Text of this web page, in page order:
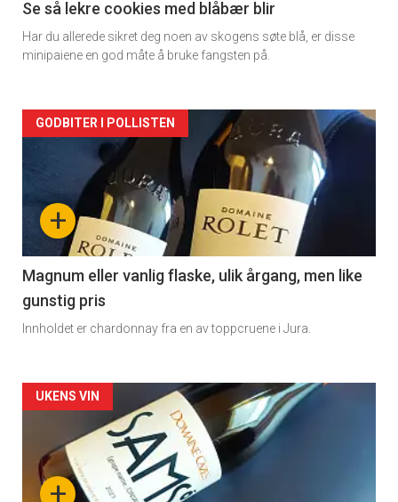
2
Se så lekre cookies med blåbær blir
Har du allerede sikret deg noen av skogens søte blå, er disse
minipaiene en god måte å bruke fangsten på.
Forsiden
akkurat
nå
3
+
GODBITER I POLLISTEN
Magnum eller vanlig flaske, ulik årgang, men like
gunstig pris
Innholdet er chardonnay fra en av toppcruene i Jura.
Forsiden
akkurat
nå+
UKENS VIN